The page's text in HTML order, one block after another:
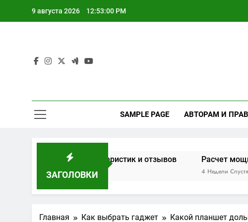
9 августа 2026 12:53:01 PM
SAMPLE PAGE АВТОРАМ И
ЗАГОЛОВКИ
основе характеристик и отзывов Расчет мощности
4 Недели Спустя
Главная Как выбрать гаджет Какой планшет